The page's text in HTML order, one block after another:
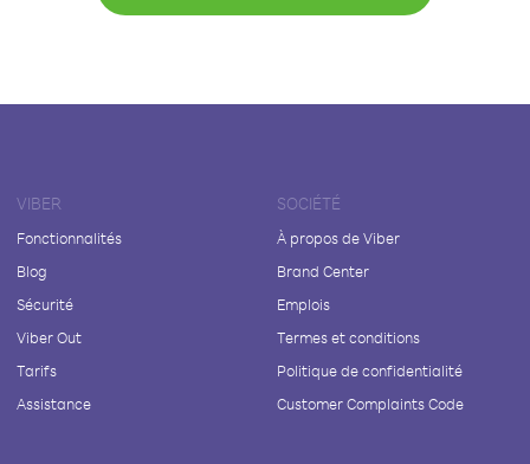
VIBER
Fonctionnalités
Blog
Sécurité
Viber Out
Tarifs
Assistance
SOCIÉTÉ
À propos de Viber
Brand Center
Emplois
Termes et conditions
Politique de confidentialité
Customer Complaints Code